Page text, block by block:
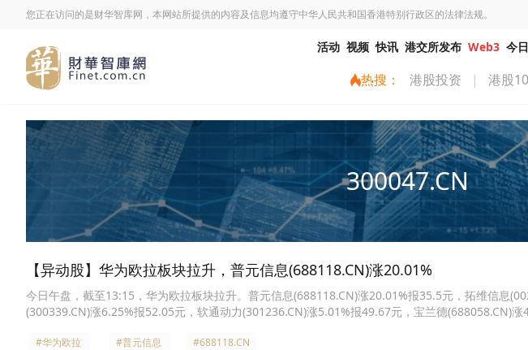
您正在访问的是财华智库网，本网站所提供的内容及信息均遵守中华人民共和国香港特别行政区的法律法规。
活动 视频 快讯 港交所发布 Web3 今
热搜： 港股投资 | 港股
300047.CN
【异动股】华为欧拉板块拉升，普元信息(688118.CN)涨20.01%
今日午盘，截至13:15，华为欧拉板块拉升。普元信息(688118.CN)涨20.01%报35.5元，拓维信息
(300339.CN)涨6.25%报52.05元，软通动力(301236.CN)涨5.01%报49.67元，宝兰德(688058.CN)
#华为欧拉 #普元信息 #688118.CN